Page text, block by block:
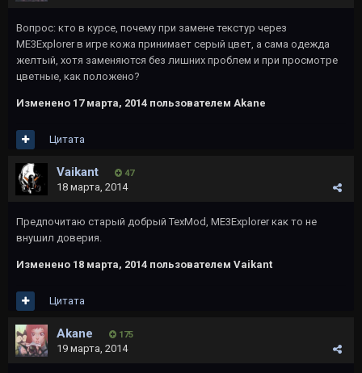
Вопрос: кто в курсе, почему при замене текстур через
ME3Explorer в игре кожа принимает серый цвет, а сама одежда
желтый, хотя заменяются без лишних проблем и при просмотре
цветные, как положено?
Изменено 17 марта, 2014 пользователем Akane
Цитата
Vaikant 47
18 марта, 2014
Предпочитаю старый добрый TexMod, ME3Explorer как то не
внушил доверия.
Изменено 18 марта, 2014 пользователем Vaikant
Цитата
Akane 175
19 марта, 2014